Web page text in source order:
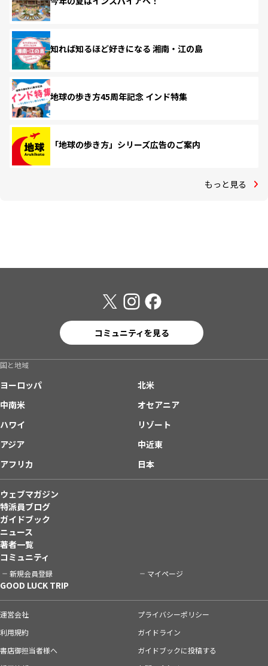
知れば知るほど好きになる 湘南・江の島
地球の歩き方45周年記念 インド特集
「地球の歩き方」シリーズ広告のご案内
もっと見る
コミュニティを見る
国と地域
ヨーロッパ
北米
中南米
オセアニア
ハワイ
リゾート
アジア
中近東
アフリカ
日本
ウェブマガジン
特派員ブログ
ガイドブック
ニュース
著者一覧
コミュニティ
新規会員登録 マイページ
GOOD LUCK TRIP
運営会社
プライバシーポリシー
利用規約
ガイドライン
書店御担当者様へ
ガイドブックに投稿する